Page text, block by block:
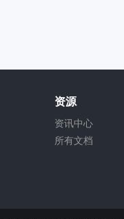
资源
资讯中心
所有文档